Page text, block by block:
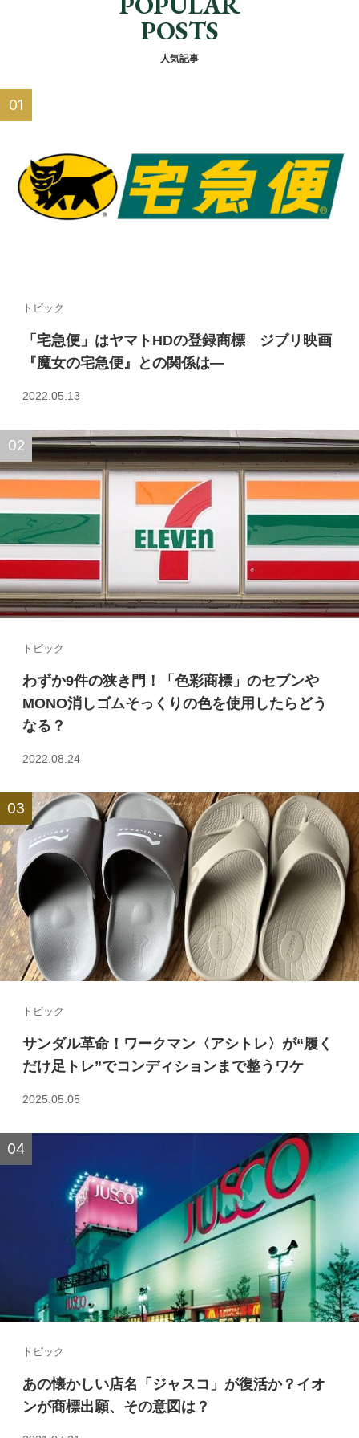
POSTS
人気記事
トピック
「宅急便」はヤマトHDの登録商標 ジブリ映画
『魔女の宅急便』との関係は—
2022.05.13
トピック
わずか9件の狭き門！「色彩商標」のセブンや
MONO消しゴムそっくりの色を使用したらどう
なる？
2022.08.24
トピック
サンダル革命！ワークマン〈アシトレ〉が“履く
だけ足トレ”でコンディションまで整うワケ
2025.05.05
トピック
あの懐かしい店名「ジャスコ」が復活か？イオ
ンが商標出願、その意図は？